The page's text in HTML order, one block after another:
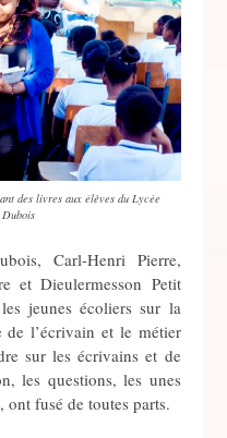
des livres aux élèves du Lycée
Carl-Henri Pierre,
et Dieulermesson Petit
jeunes écoliers sur la
l’écrivain et le métier
sur les écrivains et de
les questions, les unes
ont fusé de toutes parts.